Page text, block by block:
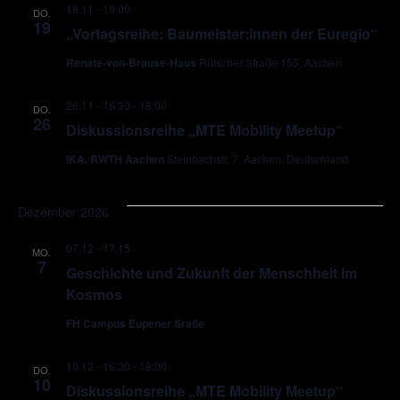
DO.
19 „Vortagsreihe: Baumeister:innen der Euregio“
19.11 - 19:00
Renate-von-Brause-Haus Rütscher Straße 155, Aachen
DO.
26 Diskussionsreihe „MTE Mobility Meetup“
26.11 - 16:30 - 18:00
IKA, RWTH Aachen Steinbachstr. 7, Aachen, Deutschland
Dezember 2026
MO.
7
Geschichte und Zukunft der Menschheit im
Kosmos
07.12 - 17:15
FH Campus Eupener Sraße
DO.
10 Diskussionsreihe „MTE Mobility Meetup“
10.12 - 16:30 - 18:00